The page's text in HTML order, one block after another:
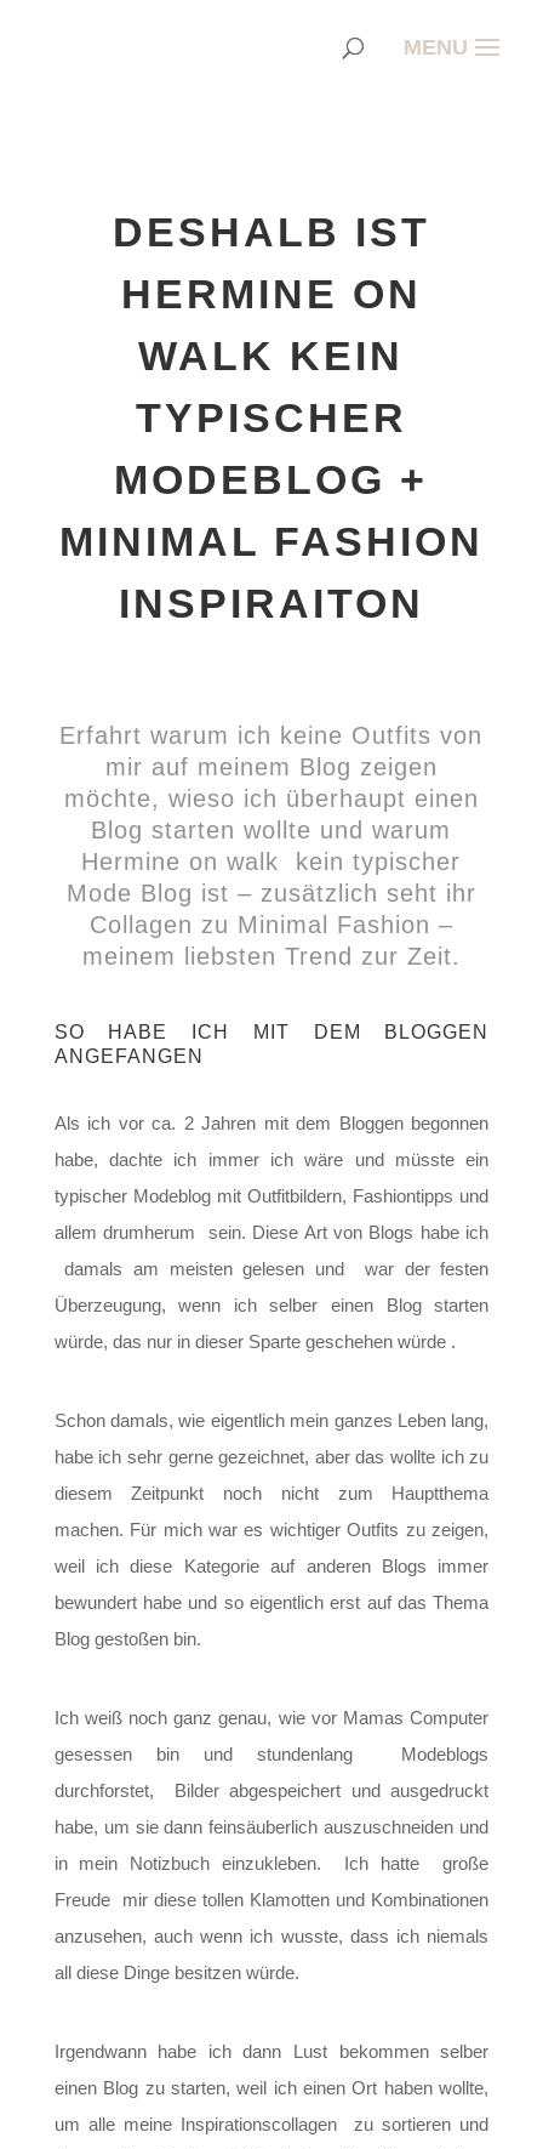
DESHALB IST
HERMINE ON
WALK KEIN
TYPISCHER
MODEBLOG +
MINIMAL FASHION
INSPIRAITON
Erfahrt warum ich keine Outfits von
mir auf meinem Blog zeigen
möchte, wieso ich überhaupt einen
Blog starten wollte und warum
Hermine on walk kein typischer
Mode Blog ist – zusätzlich seht ihr
Collagen zu Minimal Fashion –
meinem liebsten Trend zur Zeit.
SO HABE ICH MIT DEM BLOGGEN
ANGEFANGEN
Als ich vor ca. 2 Jahren mit dem Bloggen begonnen
habe, dachte ich immer ich wäre und müsste ein
typischer Modeblog mit Outfitbildern, Fashiontipps und
allem drumherum sein. Diese Art von Blogs habe ich
damals am meisten gelesen und war der festen
Überzeugung, wenn ich selber einen Blog starten
würde, das nur in dieser Sparte geschehen würde .
Schon damals, wie eigentlich mein ganzes Leben lang,
habe ich sehr gerne gezeichnet, aber das wollte ich zu
diesem Zeitpunkt noch nicht zum Hauptthema
machen. Für mich war es wichtiger Outfits zu zeigen,
weil ich diese Kategorie auf anderen Blogs immer
bewundert habe und so eigentlich erst auf das Thema
Blog gestoßen bin.
Ich weiß noch ganz genau, wie vor Mamas Computer
gesessen bin und stundenlang Modeblogs
durchforstet, Bilder abgespeichert und ausgedruckt
habe, um sie dann feinsäuberlich auszuschneiden und
in mein Notizbuch einzukleben. Ich hatte große
Freude mir diese tollen Klamotten und Kombinationen
anzusehen, auch wenn ich wusste, dass ich niemals
all diese Dinge besitzen würde.
Irgendwann habe ich dann Lust bekommen selber
einen Blog zu starten, weil ich einen Ort haben wollte,
um alle meine Inspirationscollagen zu sortieren und